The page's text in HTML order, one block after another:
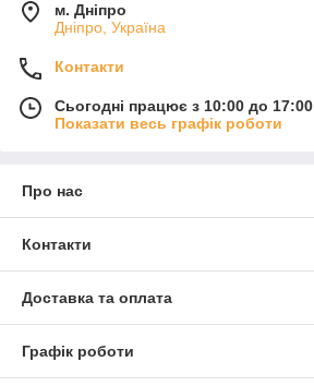
м. Дніпро
Дніпро, Україна
Контакти
Сьогодні працює з 10:00 до 17:00
Показати весь графік роботи
Про нас
Контакти
Доставка та оплата
Графік роботи